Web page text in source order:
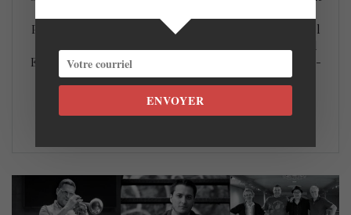
Pierre-Olivier Gagnon (contrebasse), Louis-Vincent Hamel
End, vendredi le 25 juin 2021 à la Cathédrale Saint-François-
Xavier de Chicoutimi @ l’Estival Jazz et Blues. Guillaume
Tremblay Très…
ENVOYER